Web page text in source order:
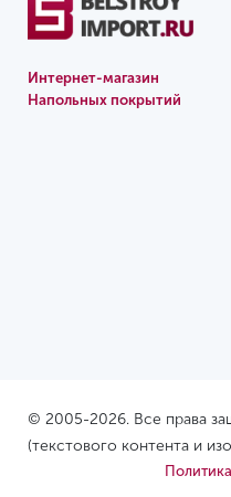
Интернет-магазин
Напольных покрытий
© 2005-2026. Все права
(текстового контента и